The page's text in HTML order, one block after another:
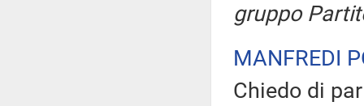
gruppo
MANFREDI
Chiedo di